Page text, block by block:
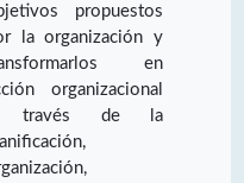
propuestos
la organización y
en
organizacional
través de la